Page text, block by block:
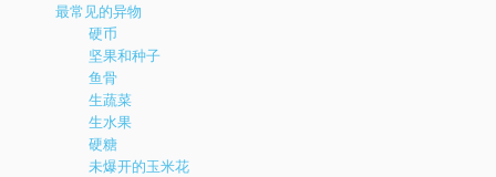
最常见的异物
硬币
坚果和种子
鱼骨
生蔬菜
生水果
硬糖
未爆开的玉米花